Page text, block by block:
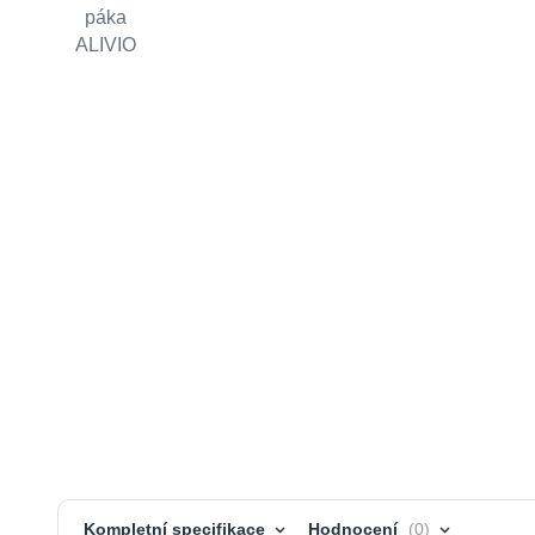
Kompletní specifikace Hodnocení 0